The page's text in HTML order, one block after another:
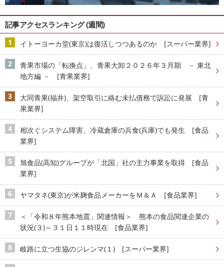
記事アクセスランキング (週間)
イトーヨーカ堂(東京)は復活しつつあるのか [スーパー業界]
青果市場の「転換点」、青果大卸２０２６年３月期 － 東北
地方編 － [青果業界]
大同青果(福井)、架空取引に絡む未払債務で訴訟に発展 [青
果業界]
相次ぐシステム障害、冷蔵倉庫の兵食(兵庫)でも発生 [食品
業界]
旭食品(高知)グループが「北国」社の主力事業を取得 [食品
業界]
ヤマタネ(東京)が米麹食品メーカーをＭ＆Ａ [食品業界]
＜「令和８年熊本地震」関連情報＞ 熊本の食品関連企業の
状況(３)～３１日１１時現在 [食品業界]
岐路に立つ生協のジレンマ(１) [スーパー業界]